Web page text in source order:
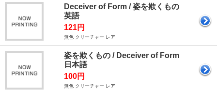
Deceiver of Form / 姿を欺くもの
英語
121円
無色 クリーチャー レア
姿を欺くもの / Deceiver of Form
日本語
100円
無色 クリーチャー レア